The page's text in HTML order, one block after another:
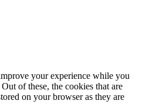
your experience while you
of these, the cookies that are
on your browser as they are